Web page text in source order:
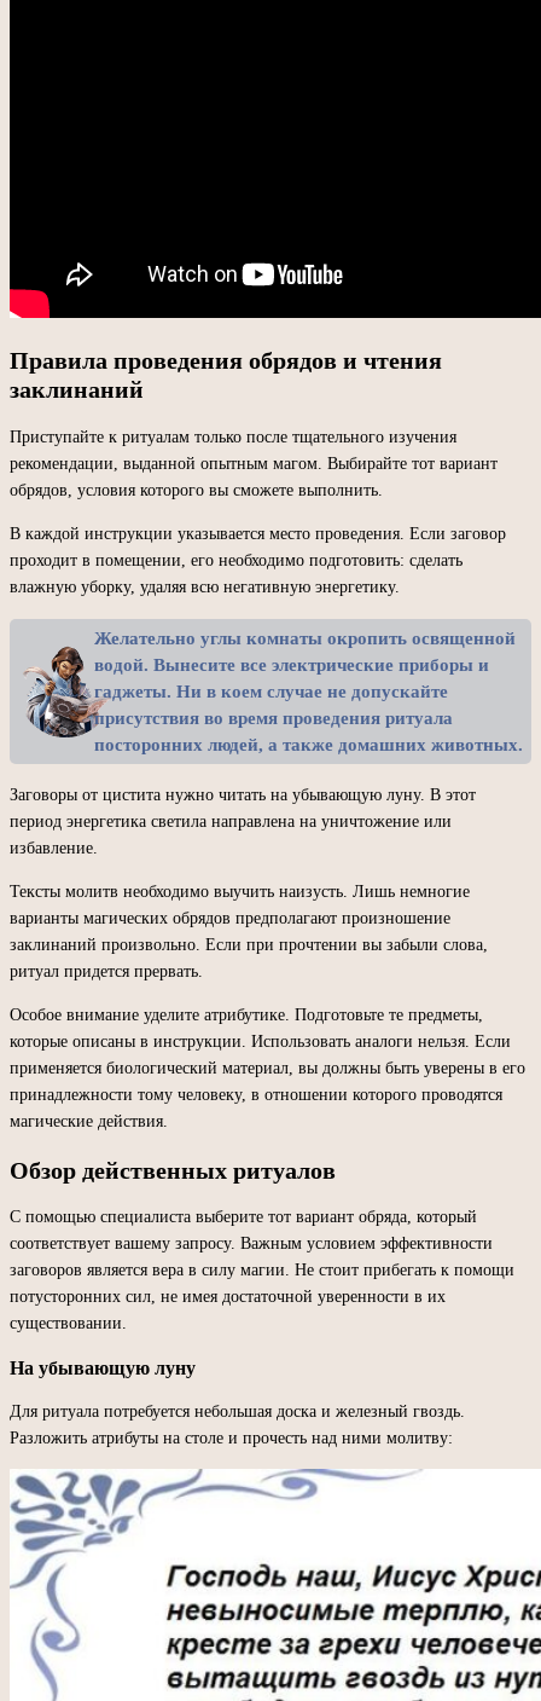
Правила проведения обрядов и чтения
заклинаний
Приступайте к ритуалам только после тщательного изучения
рекомендации, выданной опытным магом. Выбирайте тот вариант
обрядов, условия которого вы сможете выполнить.
В каждой инструкции указывается место проведения. Если заговор
проходит в помещении, его необходимо подготовить: сделать
влажную уборку, удаляя всю негативную энергетику.
Желательно углы комнаты окропить освященной
водой. Вынесите все электрические приборы и
гаджеты. Ни в коем случае не допускайте
присутствия во время проведения ритуала
посторонних людей, а также домашних животных.
Заговоры от цистита нужно читать на убывающую луну. В этот
период энергетика светила направлена на уничтожение или
избавление.
Тексты молитв необходимо выучить наизусть. Лишь немногие
варианты магических обрядов предполагают произношение
заклинаний произвольно. Если при прочтении вы забыли слова,
ритуал придется прервать.
Особое внимание уделите атрибутике. Подготовьте те предметы,
которые описаны в инструкции. Использовать аналоги нельзя. Если
применяется биологический материал, вы должны быть уверены в его
принадлежности тому человеку, в отношении которого проводятся
магические действия.
Обзор действенных ритуалов
С помощью специалиста выберите тот вариант обряда, который
соответствует вашему запросу. Важным условием эффективности
заговоров является вера в силу магии. Не стоит прибегать к помощи
потусторонних сил, не имея достаточной уверенности в их
существовании.
На убывающую луну
Для ритуала потребуется небольшая доска и железный гвоздь.
Разложить атрибуты на столе и прочесть над ними молитву: